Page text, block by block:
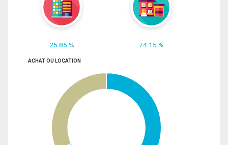
25.85 % 74.15 %
ACHAT OU LOCATION